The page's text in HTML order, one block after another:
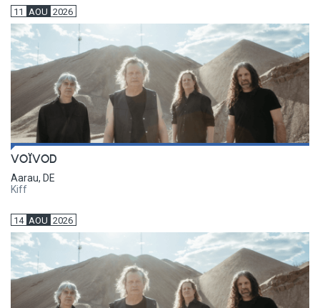
11 AOU 2026
VOÏVOD
Aarau, DE
Kiff
14 AOU 2026